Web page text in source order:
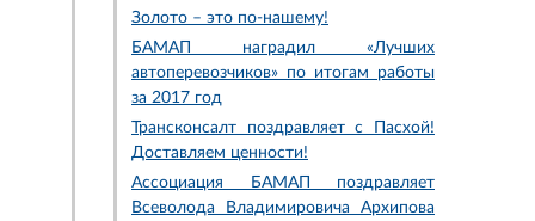
Золото – это по-нашему!
БАМАП наградил «Лучших
автоперевозчиков» по итогам работы
за 2017 год
Трансконсалт поздравляет с Пасхой!
Доставляем ценности!
Ассоциация БАМАП поздравляет
Всеволода Владимировича Архипова